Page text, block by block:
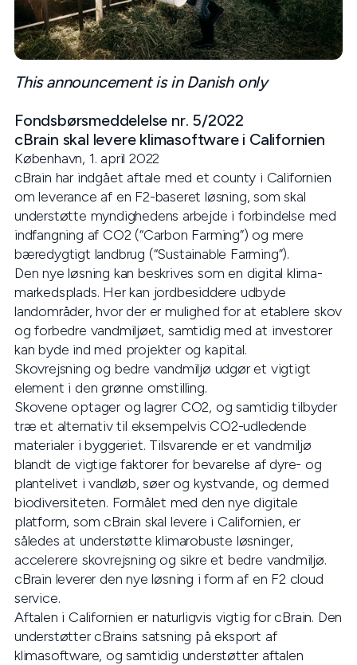
This announcement is in Danish only
Fondsbørsmeddelelse nr. 5/2022
cBrain skal levere klimasoftware i Californien
København, 1. april 2022
cBrain har indgået aftale med et county i Californien
om leverance af en F2-baseret løsning, som skal
understøtte myndighedens arbejde i forbindelse med
indfangning af CO2 (“Carbon Farming”) og mere
bæredygtigt landbrug (“Sustainable Farming”).
Den nye løsning kan beskrives som en digital klima-
markedsplads. Her kan jordbesiddere udbyde
landområder, hvor der er mulighed for at etablere skov
og forbedre vandmiljøet, samtidig med at investorer
kan byde ind med projekter og kapital.
Skovrejsning og bedre vandmiljø udgør et vigtigt
element i den grønne omstilling.
Skovene optager og lagrer CO2, og samtidig tilbyder
træ et alternativ til eksempelvis CO2-udledende
materialer i byggeriet. Tilsvarende er et vandmiljø
blandt de vigtige faktorer for bevarelse af dyre- og
plantelivet i vandløb, søer og kystvande, og dermed
biodiversiteten. Formålet med den nye digitale
platform, som cBrain skal levere i Californien, er
således at understøtte klimarobuste løsninger,
accelerere skovrejsning og sikre et bedre vandmiljø.
cBrain leverer den nye løsning i form af en F2 cloud
service.
Aftalen i Californien er naturligvis vigtig for cBrain. Den
understøtter cBrains satsning på eksport af
klimasoftware, og samtidig understøtter aftalen